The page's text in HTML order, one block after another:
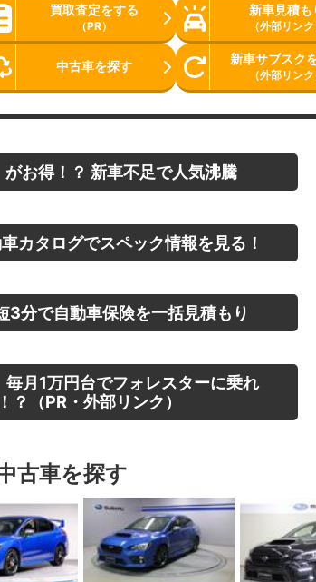
買取査定をする
（PR）
新車見積も
（外部リンク
中古車を探す 新車サブスク
（外部リンク
がお得！？ 新車不足で人気沸騰
車カタログでスペック情報を見る！
3分で自動車保険を一括見積もり
毎月1万円台でフォレスターに乗れ
？（PR・外部リンク）
古車を探す